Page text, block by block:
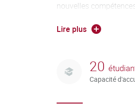
nouvelles
Le masterMEOS
Lire plus
20
Capacité